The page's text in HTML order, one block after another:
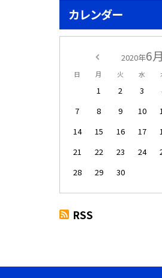
カレンダー
2020年6月
日 月 火 水
1 2 3
7
8 9 10
14
15 16 17
21
22 23 24
28
29 30
RSS